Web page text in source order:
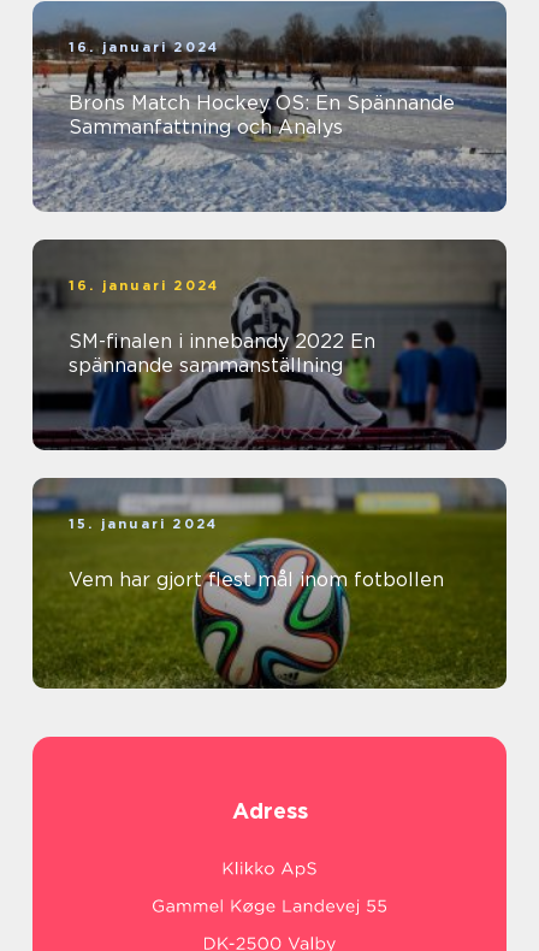
16. januari 2024
Brons Match Hockey OS: En Spännande
Sammanfattning och Analys
16. januari 2024
SM-finalen i innebandy 2022 En
spännande sammanställning
15. januari 2024
Vem har gjort flest mål inom fotbollen
Adress